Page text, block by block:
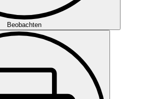
Beobachten